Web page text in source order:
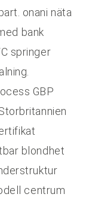
onani näta
bank
springer
GBP
blondhet
centrum